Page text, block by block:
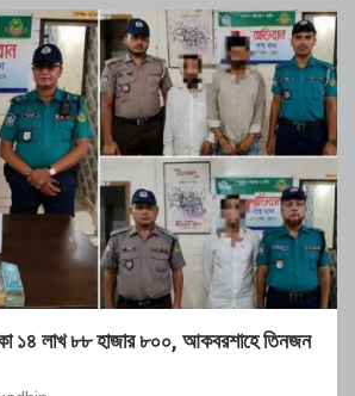
১৪ লাখ ৮৮ হাজার ৮০০, আকবরশাহে তিনজন